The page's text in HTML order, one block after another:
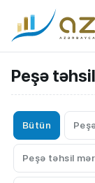
Peşə
Bütün
Peşə təhsil